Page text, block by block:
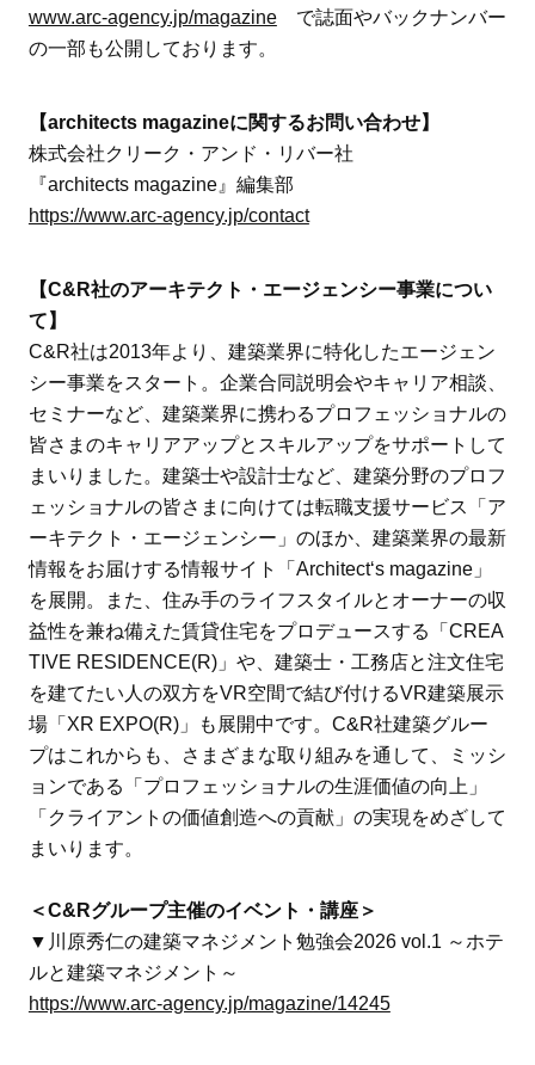
www.arc-agency.jp/magazineで誌面やバックナンバー
の一部も公開しております。
【architects magazineに関するお問い合わせ】
株式会社クリーク・アンド・リバー社
『architects magazine』編集部
https://www.arc-agency.jp/contact
【C&R社のアーキテクト・エージェンシー事業につい
て】
C&R社は2013年より、建築業界に特化したエージェン
シー事業をスタート。企業合同説明会やキャリア相談、
セミナーなど、建築業界に携わるプロフェッショナルの
皆さまのキャリアアップとスキルアップをサポートして
まいりました。建築士や設計士など、建築分野のプロフ
ェッショナルの皆さまに向けては転職支援サービス「ア
ーキテクト・エージェンシー」のほか、建築業界の最新
情報をお届けする情報サイト「Architect‘s magazine」
を展開。また、住み手のライフスタイルとオーナーの収
益性を兼ね備えた賃貸住宅をプロデュースする「CREA
TIVE RESIDENCE(R)」や、建築士・工務店と注文住宅
を建てたい人の双方をVR空間で結び付けるVR建築展示
場「XR EXPO(R)」も展開中です。C&R社建築グルー
プはこれからも、さまざまな取り組みを通して、ミッシ
ョンである「プロフェッショナルの生涯価値の向上」
「クライアントの価値創造への貢献」の実現をめざして
まいります。
＜C&Rグループ主催のイベント・講座＞
▼川原秀仁の建築マネジメント勉強会2026 vol.1 ～ホテ
ルと建築マネジメント～
https://www.arc-agency.jp/magazine/14245